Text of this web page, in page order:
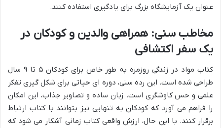
عنوان یک آزمایشگاه بزرگ برای یادگیری استفاده کنند.
مخاطب سنی: همراهی والدین و کودکان در
یک سفر اکتشافی
کتاب مواد در زندگی روزمره به طور خاص برای کودکان ۵ تا ۹ سال
طراحی شده است. این رده سنی، دوره ای حیاتی برای شکل گیری تفکر
علمی و حس کاوشگری است. زبان ساده و تصاویر جذاب، این امکان
را فراهم می آورد که کودکان به تنهایی نیز بتوانند با کتاب ارتباط
برقرار کنند. با این حال، ارزش واقعی کتاب زمانی آشکار می شود که